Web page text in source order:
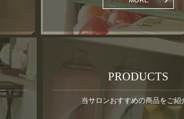
PRODUCTS
当サロンおすすめの商品をご紹